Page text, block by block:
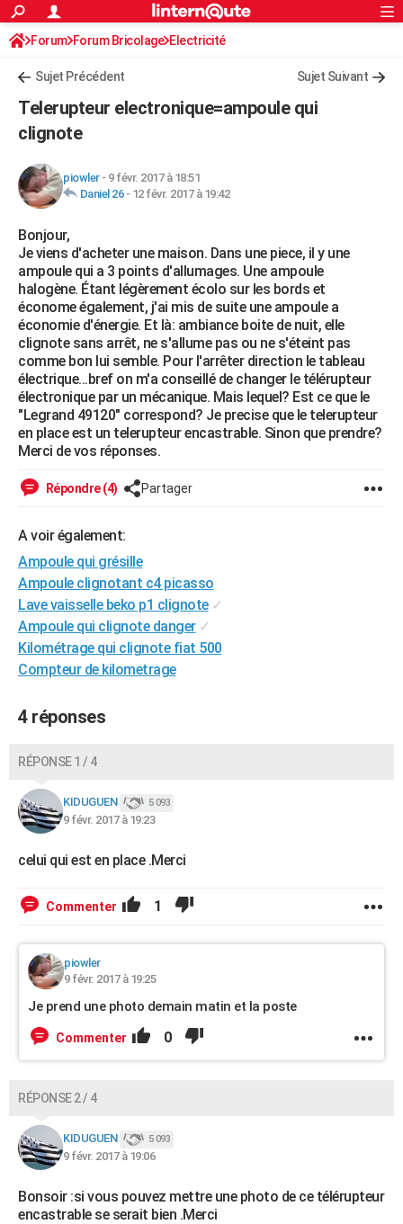
ACTUALITÉS
Politique
Société
Faits Divers
Education
Monde
Villes
+
Programme TV
Streaming
Cinéma
Sorties cinéma
Musique
FINANCE
Retraite
Impôts
Epargne
Immobilier
Risques naturels par ville
Banque
Assurance
Crédit
AUTO
Essais
Réserver un essai
Citadines
Berlines
SUV
Forum auto
+HIGH-TECH
Mobiles
Meilleur smartphone
Internet
Ordinateurs
Jeux vidéo
Guide high-tech
BRICOLAGE
Forum
Aménagement intérieur
Extérieur
Cuisine
Salle de bains
Jardinage
Rangement
WEEK-END
Guides de France
Escapades
Patrimoine
Expositions
Musées
Week-end nature
+LIFESTYLE
Art de vivre
Bien-être
Loisirs
Mode
Modes de vie
SANTE
Alimentation
Guide de la santé
Maladies
Médicaments
Sommeil
VOYAGE
Destinations
City break
Voyage nature
Voyage de noces
Forum
Climat
PHOTO
BONS PLANS
CARTE DE VOEUX
Carte de Noël
Carte Bonne année
Carte Saint-Valentin
Carte Pâques
Carte d'anniversaire
DICTIONNAIRE
Dictionnaire
Biographies
Citations
Expressions
Proverbes
PROGRAMME TV
COPAINS D'AVANT
S'inscrire
Se connecter
Lycées
Collèges
Primaires
Universités
Entreprises
Service militaire
Avis de recherche
AVIS DE DÉCÈS
FORUM
S'inscrire
Connexion
Forum Forum Bricolage Electricité
Sujet Précédent Sujet Suivant
Telerupteur electronique=ampoule qui
clignote
piowler- 9 févr. 2017 à 18:51
Daniel 26- 12 févr. 2017 à 19:42
Bonjour,
Je viens d'acheter une maison. Dans une piece, il y une
ampoule qui a 3 points d'allumages. Une ampoule
halogène. Étant légèrement écolo sur les bords et
économe également, j'ai mis de suite une ampoule a
économie d'énergie. Et là: ambiance boite de nuit, elle
clignote sans arrêt, ne s'allume pas ou ne s'éteint pas
comme bon lui semble. Pour l'arrêter direction le tableau
électrique...bref on m'a conseillé de changer le télérupteur
électronique par un mécanique. Mais lequel? Est ce que le
"Legrand 49120" correspond? Je precise que le telerupteur
en place est un telerupteur encastrable. Sinon que prendre?
Merci de vos réponses.
Répondre (4) Partager
A voir également:
Ampoule qui grésille
Ampoule clignotant c4 picasso
Lave vaisselle beko p1 clignote ✓
Ampoule qui clignote danger ✓
Kilométrage qui clignote fiat 500
Compteur de kilometrage
4 réponses
RÉPONSE 1 / 4
KIDUGUEN 5 093
9 févr. 2017 à 19:23
celui qui est en place .Merci
Commenter 1
piowler
9 févr. 2017 à 19:25
Je prend une photo demain matin et la poste
Commenter 0
RÉPONSE 2 / 4
KIDUGUEN 5 093
9 févr. 2017 à 19:06
Bonsoir :si vous pouvez mettre une photo de ce télérupteur
encastrable se serait bien .Merci